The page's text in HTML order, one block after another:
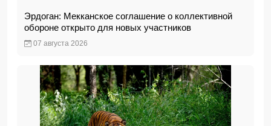
Эрдоган: Мекканское соглашение о коллективной
обороне открыто для новых участников
07 августа 2026